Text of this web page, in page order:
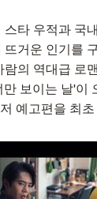
타 우적과 국
거운 인기를
의 역대급 로
보이는 날'이
예고편을 최